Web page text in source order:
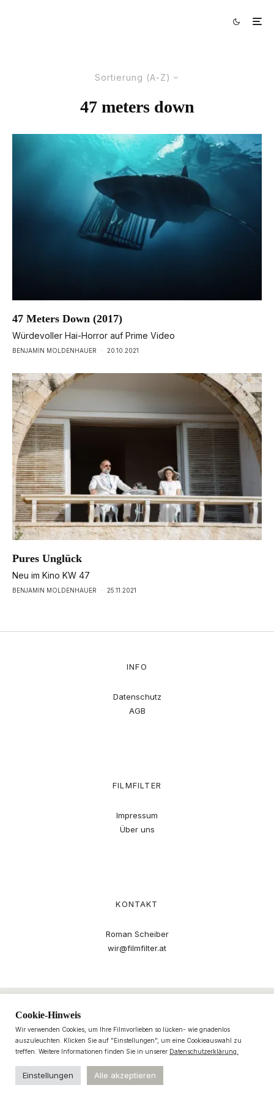
Sortierung (A-Z)
47 meters down
47 Meters Down (2017)
Würdevoller Hai-Horror auf Prime Video
BENJAMIN MOLDENHAUER · 20.10.2021
Pures Unglück
Neu im Kino KW 47
BENJAMIN MOLDENHAUER · 25.11.2021
INFO
Datenschutz
AGB
FILMFILTER
Impressum
Über uns
KONTAKT
Roman Scheiber
wir@filmfilter.at
Cookie-Hinweis
Wir verwenden Cookies, um Ihre Filmvorlieben so lücken- wie gnadenlos
auszuleuchten. Klicken Sie auf "Einstellungen", um eine Cookieauswahl zu
treffen. Weitere Informationen finden Sie in unserer Datenschutzerklärung.
Einstellungen Alle akzeptieren